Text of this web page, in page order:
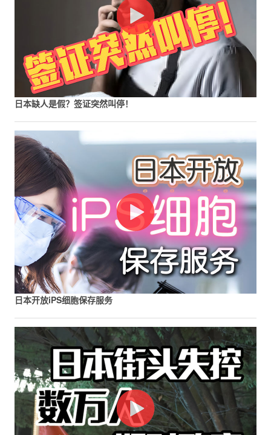
日本缺人是假？签证突然叫停！
日本开放iPS细胞保存服务